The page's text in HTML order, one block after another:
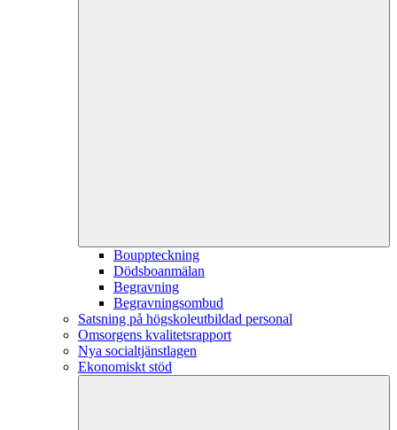
Bouppteckning
Dödsboanmälan
Begravning
Begravningsombud
Satsning på högskoleutbildad personal
Omsorgens kvalitetsrapport
Nya socialtjänstlagen
Ekonomiskt stöd